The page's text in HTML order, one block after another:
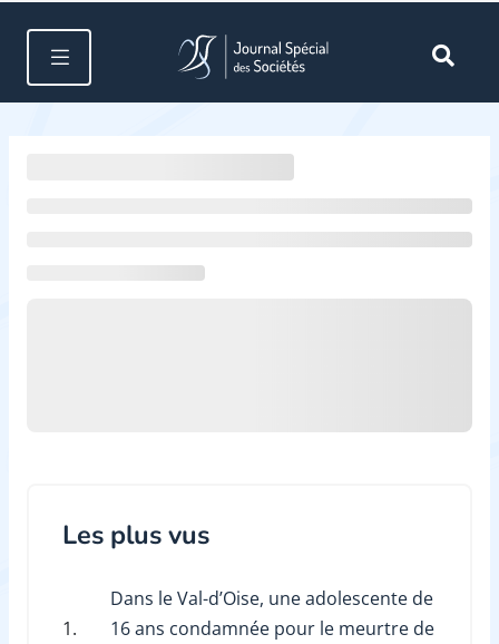
Les plus vus
1.
Dans le Val-d’Oise, une adolescente de
16 ans condamnée pour le meurtre de